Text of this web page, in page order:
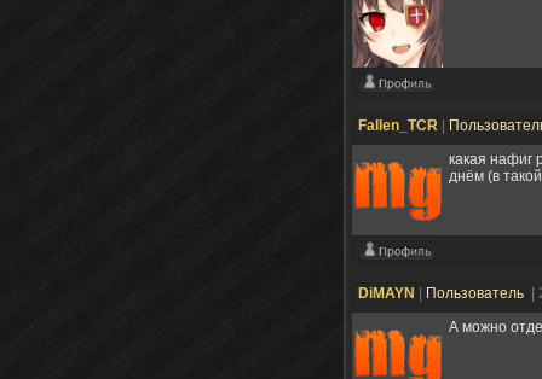
Fallen_TCR
какая нафиг
днём (в
DiMAYN Пользователь
А можно